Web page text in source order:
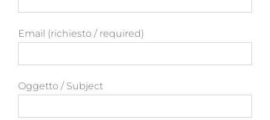
Email (richiesto / required)
Oggetto / Subject